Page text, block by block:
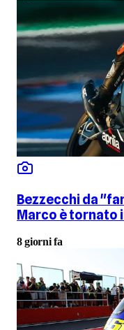
Bezzecchi da
Marco è tornato
8 giorni fa